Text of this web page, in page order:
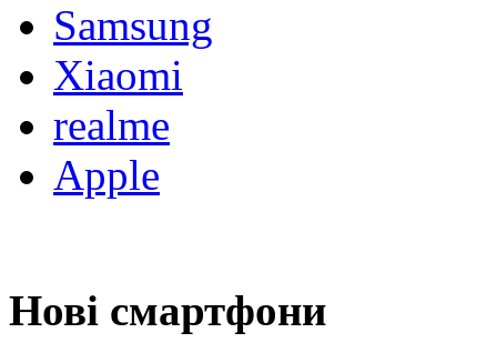
Samsung
Xiaomi
realme
Apple
Нові смартфони